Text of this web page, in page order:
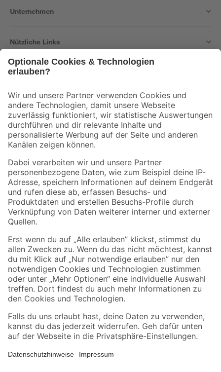
Unternehmen
Nützliche Links
Der toom Newsletter: Keine Angebote und Aktionen mehr verpassen!
Zur Newsletter Anmeldung
Folge uns
Zahlungsarten Versandarten
Sicher einkaufen
Jetzt die toom-App herunterladen
Alle Preisangaben in EUR inkl. gesetzl. MwSt.. Die dargestellten Angebote sind unter
Umständen nicht in allen Märkten verfügbar. Die angegebenen Verfügbarkeiten beziehen
Produkte nur solange der Vorrat reicht.
*Paketversand ab 59 € versandkostenfrei, gilt nicht für Artikel mit Speditionsversand, hier